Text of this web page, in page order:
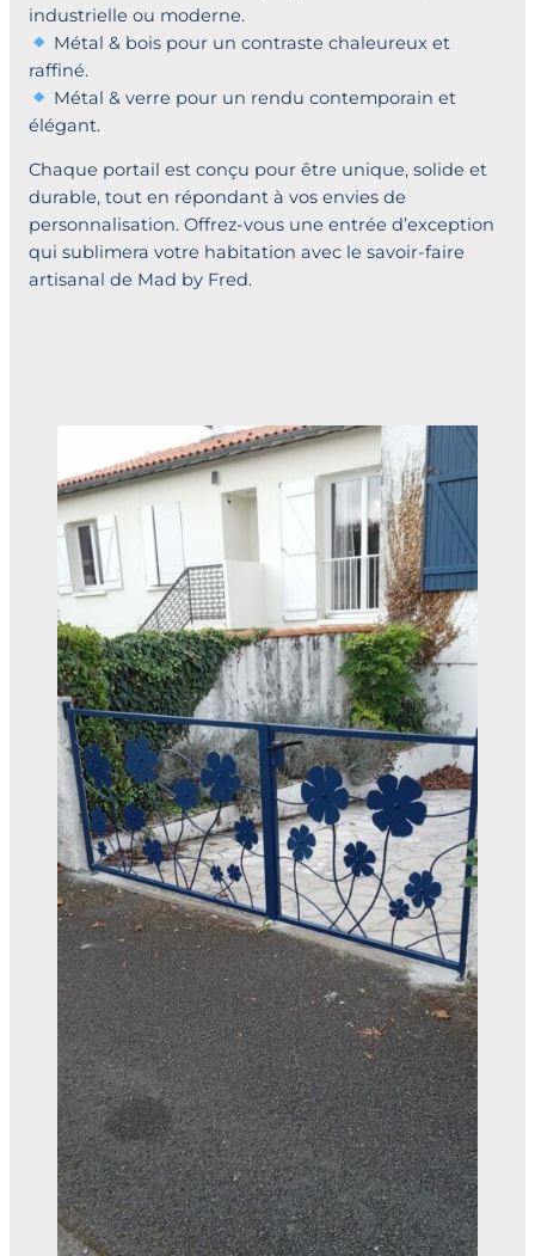
industrielle ou moderne.
Métal & bois pour un contraste chaleureux et
raffiné.
Métal & verre pour un rendu contemporain et
élégant.
Chaque portail est conçu pour être unique, solide et
durable, tout en répondant à vos envies de
personnalisation. Offrez-vous une entrée d’exception
qui sublimera votre habitation avec le savoir-faire
artisanal de Mad by Fred.